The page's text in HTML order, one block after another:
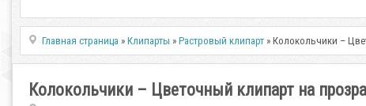
Главная страница »Клипарты »Растровый клипарт » Колокольчики –
Колокольчики – Цветочный клипарт на